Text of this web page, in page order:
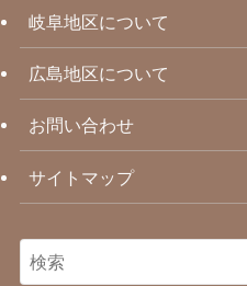
岐阜地区について
広島地区について
お問い合わせ
サイトマップ